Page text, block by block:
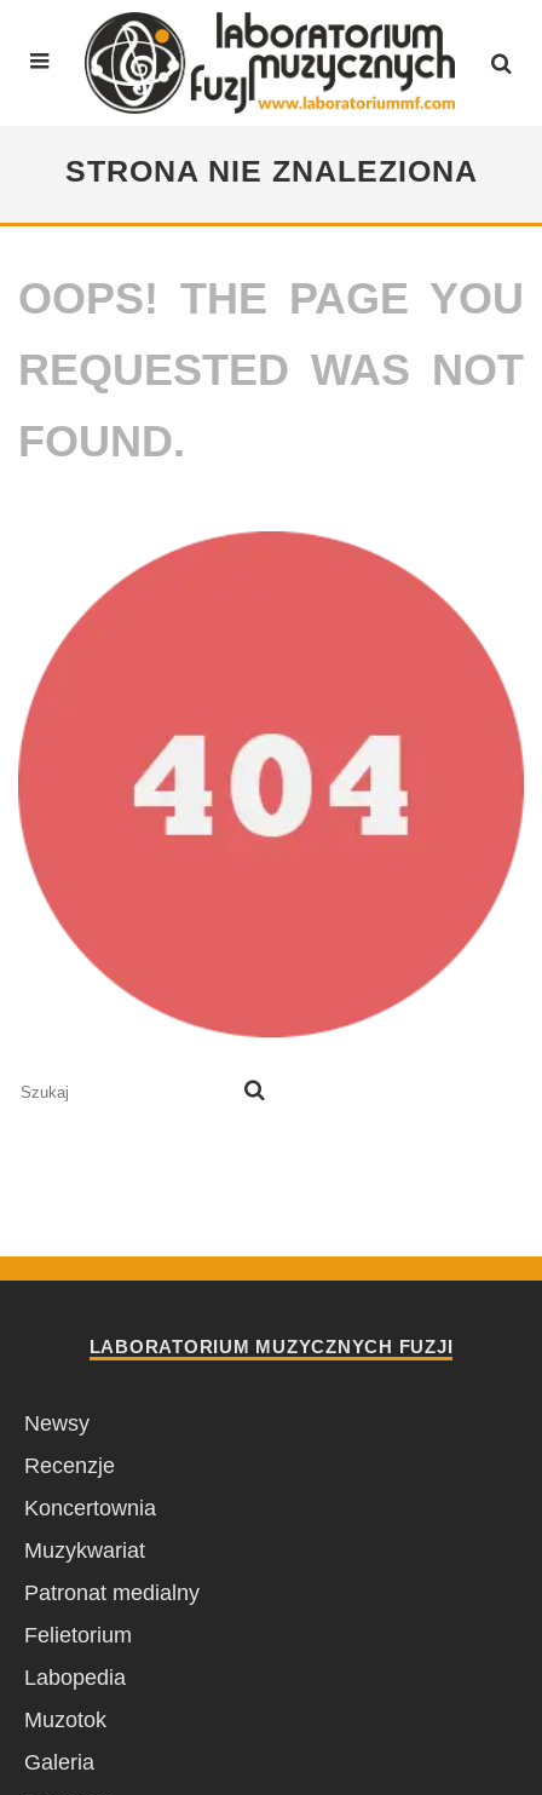
STRONA NIE ZNALEZIONA
OOPS! THE PAGE YOU
REQUESTED WAS NOT
FOUND.
LABORATORIUM MUZYCZNYCH FUZJI
Newsy
Recenzje
Koncertownia
Muzykwariat
Patronat medialny
Felietorium
Labopedia
Muzotok
Galeria